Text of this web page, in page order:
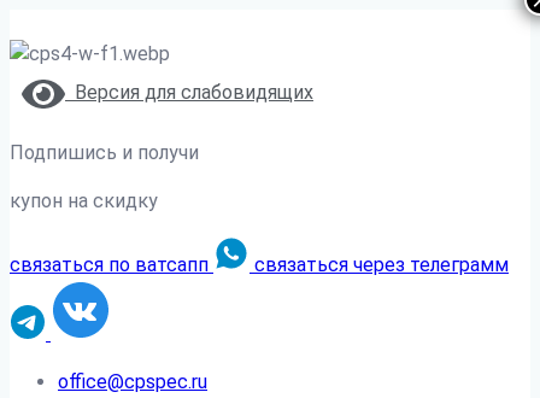
Версия для слабовидящих
Подпишись и получи
купон на скидку
связаться по ватсапп связаться через телеграмм
office@cpspec.ru